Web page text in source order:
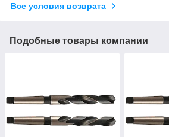
Все условия возврата
Подобные товары компании